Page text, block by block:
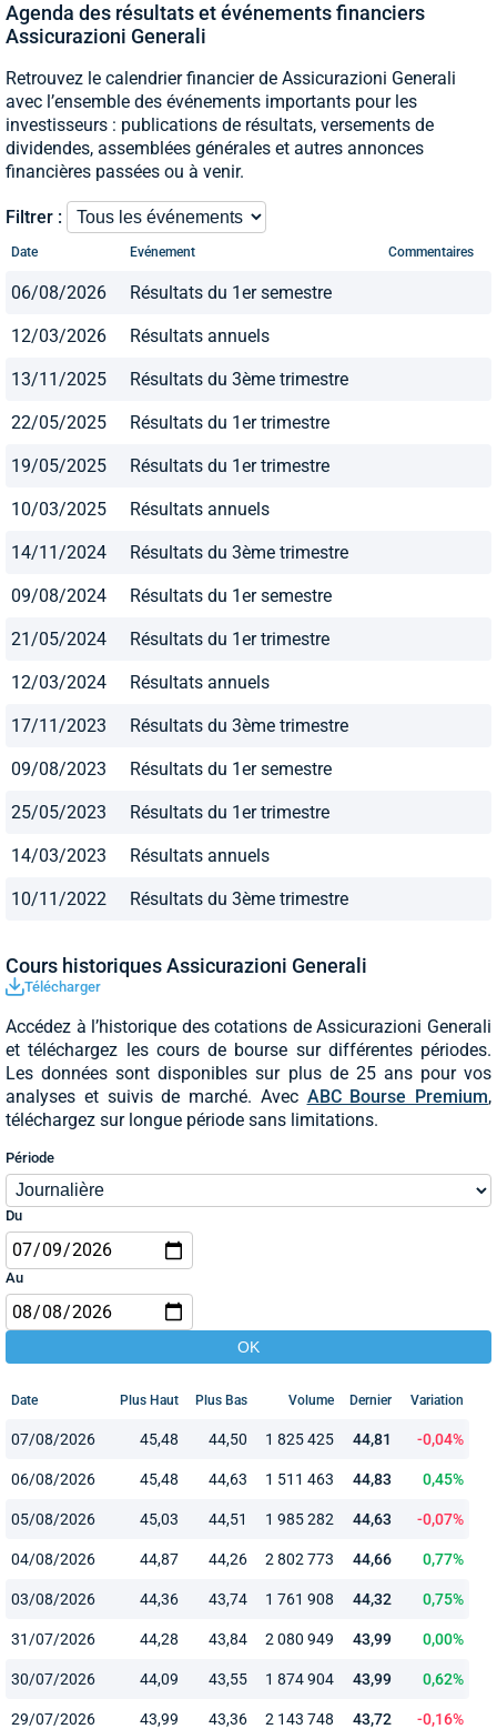
Agenda des résultats et événements financiers
Assicurazioni Generali
Retrouvez le calendrier financier de Assicurazioni Generali
avec l’ensemble des événements importants pour les
investisseurs : publications de résultats, versements de
dividendes, assemblées générales et autres annonces
financières passées ou à venir.
Filtrer :
Date Evénement Commentaires
06/08/2026 Résultats du 1er semestre
12/03/2026 Résultats annuels
13/11/2025 Résultats du 3ème trimestre
22/05/2025 Résultats du 1er trimestre
19/05/2025 Résultats du 1er trimestre
10/03/2025 Résultats annuels
14/11/2024 Résultats du 3ème trimestre
09/08/2024 Résultats du 1er semestre
21/05/2024 Résultats du 1er trimestre
12/03/2024 Résultats annuels
17/11/2023 Résultats du 3ème trimestre
09/08/2023 Résultats du 1er semestre
25/05/2023 Résultats du 1er trimestre
14/03/2023 Résultats annuels
10/11/2022 Résultats du 3ème trimestre
Cours historiques Assicurazioni Generali
Télécharger
Accédez à l’historique des cotations de Assicurazioni Generali
et téléchargez les cours de bourse sur différentes périodes.
Les données sont disponibles sur plus de 25 ans pour vos
analyses et suivis de marché. Avec ABC Bourse Premium,
téléchargez sur longue période sans limitations.
Période
Du
Au
Date Plus Haut Plus Bas Volume Dernier Variation
07/08/2026 45,48 44,50 1 825 425 44,81 -0,04%
06/08/2026 45,48 44,63 1 511 463 44,83 0,45%
05/08/2026 45,03 44,51 1 985 282 44,63 -0,07%
04/08/2026 44,87 44,26 2 802 773 44,66 0,77%
03/08/2026 44,36 43,74 1 761 908 44,32 0,75%
31/07/2026 44,28 43,84 2 080 949 43,99 0,00%
30/07/2026 44,09 43,55 1 874 904 43,99 0,62%
29/07/2026 43,99 43,36 2 143 748 43,72 -0,16%